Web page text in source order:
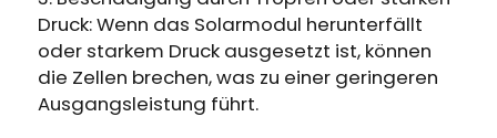
Druck: Wenn das Solarmodul herunterfällt
oder starkem Druck ausgesetzt ist, können
die Zellen brechen, was zu einer geringeren
Ausgangsleistung führt.